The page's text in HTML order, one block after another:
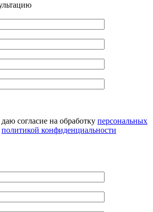
согласие на обработку персональных
политикой конфиденциальности